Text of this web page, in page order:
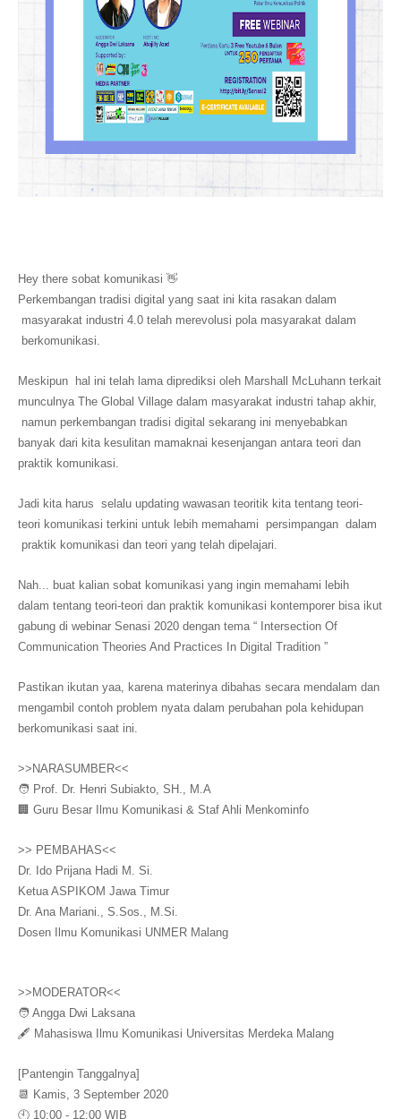
Hey there sobat komunikasi 👋
Perkembangan tradisi digital yang saat ini kita rasakan dalam
masyarakat industri 4.0 telah merevolusi pola masyarakat dalam
berkomunikasi.
Meskipun hal ini telah lama diprediksi oleh Marshall McLuhann terkait
munculnya The Global Village dalam masyarakat industri tahap akhir,
namun perkembangan tradisi digital sekarang ini menyebabkan
banyak dari kita kesulitan mamaknai kesenjangan antara teori dan
praktik komunikasi.
Jadi kita harus selalu updating wawasan teoritik kita tentang teori-
teori komunikasi terkini untuk lebih memahami persimpangan dalam
praktik komunikasi dan teori yang telah dipelajari.
Nah... buat kalian sobat komunikasi yang ingin memahami lebih
dalam tentang teori-teori dan praktik komunikasi kontemporer bisa ikut
gabung di webinar Senasi 2020 dengan tema “ Intersection Of
Communication Theories And Practices In Digital Tradition ”
Pastikan ikutan yaa, karena materinya dibahas secara mendalam dan
mengambil contoh problem nyata dalam perubahan pola kehidupan
berkomunikasi saat ini.
>>NARASUMBER<<
🧑 Prof. Dr. Henri Subiakto, SH., M.A
🏢 Guru Besar Ilmu Komunikasi & Staf Ahli Menkominfo
>> PEMBAHAS<<
Dr. Ido Prijana Hadi M. Si.
Ketua ASPIKOM Jawa Timur
Dr. Ana Mariani., S.Sos., M.Si.
Dosen Ilmu Komunikasi UNMER Malang
>>MODERATOR<<
🧑 Angga Dwi Laksana
🖋️ Mahasiswa Ilmu Komunikasi Universitas Merdeka Malang
[Pantengin Tanggalnya]
📆 Kamis, 3 September 2020
🕙 10:00 - 12:00 WIB